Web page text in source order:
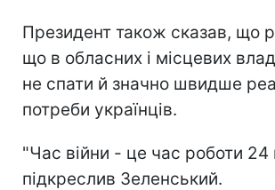
Президент також сказав, що
що в обласних і місцевих
не спати й значно швидше
потреби українців.
"Час війни - це час роботи 24
підкреслив Зеленський.